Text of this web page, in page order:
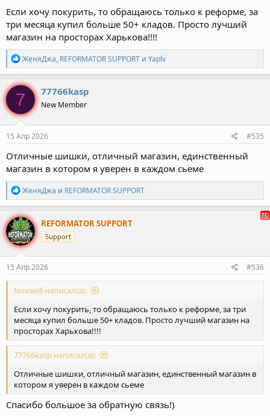
Если хочу покурить, то обращаюсь только к реформе, за
три месяца купил больше 50+ кладов. Просто лучший
магазин на просторах Харькова!!!!
Р
е
а
к
ц
и
:
ЖеняДжа, REFORMATOR SUPPORT и Yaplv
7 77766kasp
New Member
15 Апр 2026 #535
Отличные шишки, отличный магазин, единственный
магазин в котором я уверен в каждом сьеме
Р
е
а
к
ц
и
и
:
ЖеняДжа и REFORMATOR SUPPORT
REFORMATOR SUPPORT
Support
15 Апр 2026 #536
Noxwell написал(а):
Если хочу покурить, то обращаюсь только к реформе, за три
месяца купил больше 50+ кладов. Просто лучший магазин на
просторах Харькова!!!!
77766kasp написал(а):
Отличные шишки, отличный магазин, единственный магазин в
котором я уверен в каждом сьеме
Спасибо большое за обратную связь!)